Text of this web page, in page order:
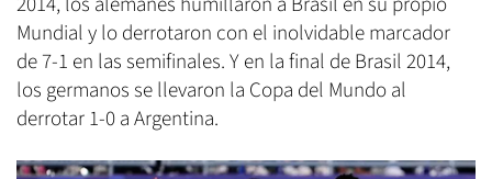
Mundial y lo derrotaron con el inolvidable marcador
de 7-1 en las semifinales. Y en la final de Brasil 2014,
los germanos se llevaron la Copa del Mundo al
derrotar 1-0 a Argentina.